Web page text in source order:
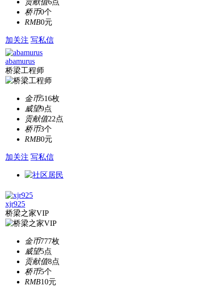
贡献值6点
桥币0个
RMB0元
加关注 写私信
abamurus
桥梁工程师
金币516枚
威望9点
贡献值22点
桥币3个
RMB0元
加关注 写私信
xjr925
桥梁之家VIP
金币777枚
威望5点
贡献值8点
桥币5个
RMB10元